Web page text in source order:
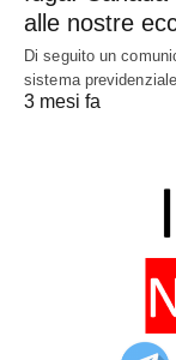
alle nostre
Di seguito un
sistema
3 mesi fa